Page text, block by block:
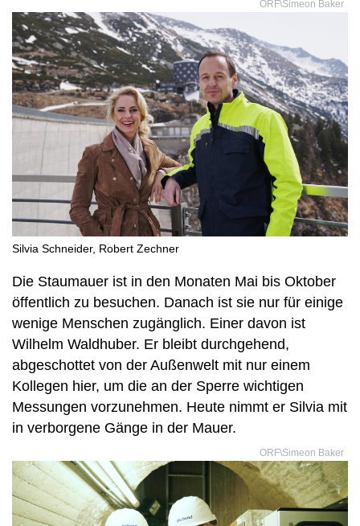
ORF\Simeon Baker
Silvia Schneider, Robert Zechner
Die Staumauer ist in den Monaten Mai bis Oktober
öffentlich zu besuchen. Danach ist sie nur für einige
wenige Menschen zugänglich. Einer davon ist
Wilhelm Waldhuber. Er bleibt durchgehend,
abgeschottet von der Außenwelt mit nur einem
Kollegen hier, um die an der Sperre wichtigen
Messungen vorzunehmen. Heute nimmt er Silvia mit
in verborgene Gänge in der Mauer.
ORF\Simeon Baker